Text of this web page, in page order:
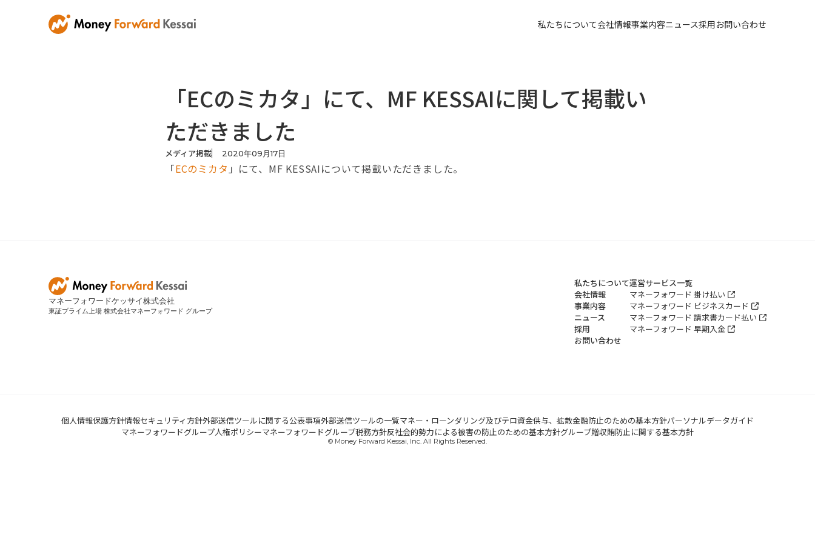
私たちについて会社情報事業内容ニュース採用お問い合わせ
「ECのミカタ」にて、MF KESSAIに関して掲載い
ただきました
メディア掲載 2020年09 月17日
「ECのミカタ 」にて、MF KESSAIについて掲載いただきました。
マネーフォワードケッサイ株式会社
東証プライム上場 株式会社マネーフォワード グループ
私たちについて
会社情報
事業内容
ニュース
採用
お問い合わせ
運営サービス一覧
マネーフォワード 掛け払い
マネーフォワード ビジネスカード
マネーフォワード 請求書カード払い
マネーフォワード 早期入金
個人情報保護方針情報セキュリティ方針外部送信ツールに関する公表事項外部送信ツールの一覧マネー・ローンダリング及びテロ資金供与、拡散金融防止のための基本方針パーソナルデータガイド
マネーフォワードグループ人権ポリシーマネーフォワードグループ税務方針反社会的勢力による被害の防止のための基本方針グループ贈収賄防止に関する基本方針
© Money Forward Kessai, Inc. All Rights Reserved.